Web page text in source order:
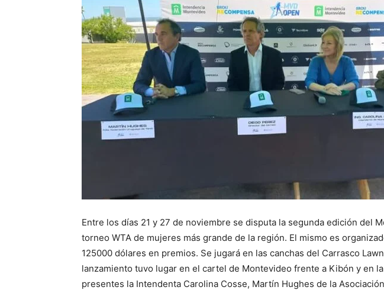
Entre los días 21 y 27 de noviembre se disputa la segunda edición del
torneo WTA de mujeres más grande de la región. El mismo es
125000 dólares en premios. Se jugará en las canchas del Carrasco
lanzamiento tuvo lugar en el cartel de Montevideo frente a Kibón y en
presentes la Intendenta Carolina Cosse, Martín Hughes de la